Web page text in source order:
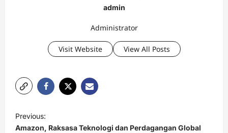
admin
Administrator
Visit Website View All Posts
P
o
Previous:
Amazon, Raksasa Teknologi dan Perdagangan Global